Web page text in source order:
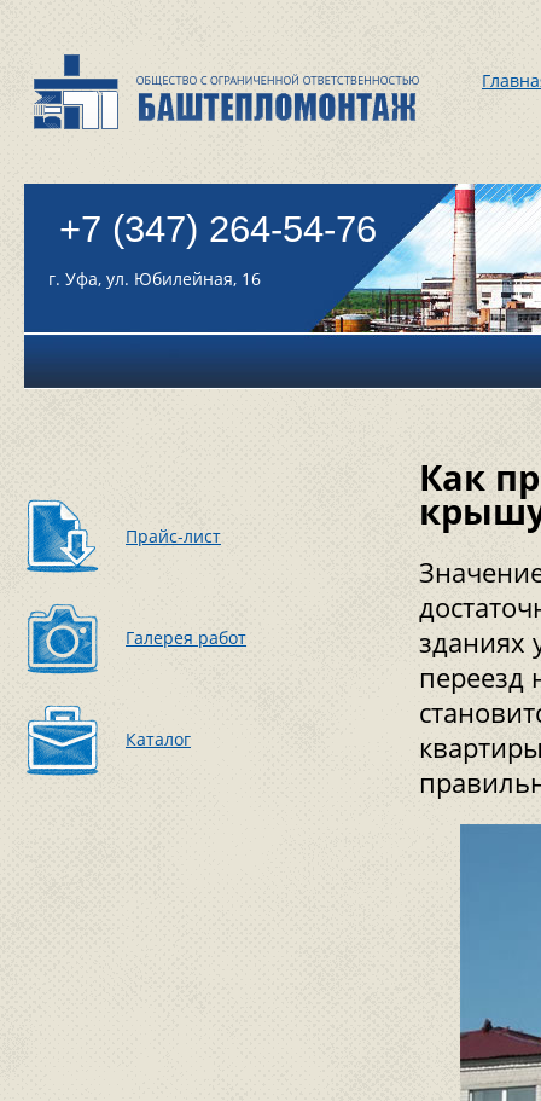
+7 (347) 264-54-76
г. Уфа, ул. Юбилейная, 16
Прайс-лист
Галерея работ
Каталог
Как
зданиях
переезд